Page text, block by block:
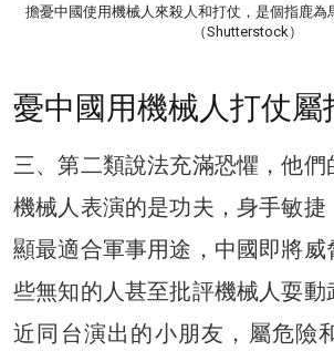
擔憂中國使用機械人來殺人和打仗，是個指鹿為
（Shutterstock）
憂中國用機械人打仗屬
三、第二類說法充滿恐懼，他們
機械人表演的是功夫，身手敏捷
顯最適合軍事用途，中國即將威
些無知的人甚至批評機械人耍動
近同台演出的小朋友，屬危險